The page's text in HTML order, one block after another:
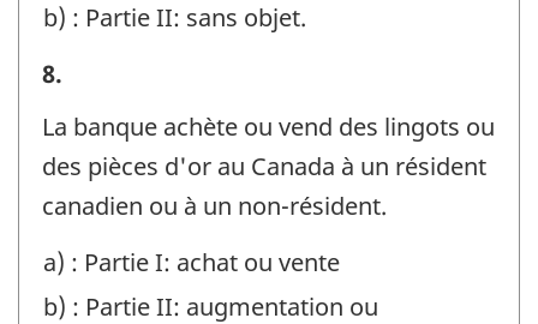
b) : Partie II: sans objet.
Exemples
-
Identificateur
:
8.
La banque achète ou vend des lingots ou
des pièces d'or au Canada à un résident
canadien ou à un non-résident.
a) : Partie I: achat ou vente
b) : Partie II: augmentation ou